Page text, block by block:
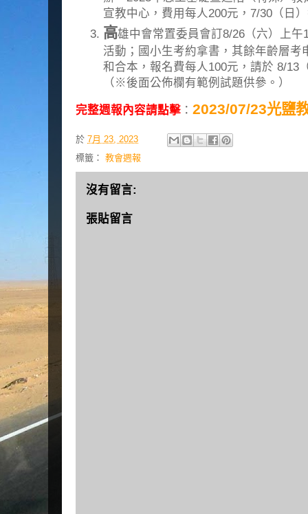
宣教中心，費用每人200元，7/30（日
高雄中會常置委員會訂8/26（六）上
活動；國小生考約拿書，其餘年齡層
和合本，報名費每人100元，請於 8/13
（※後面公佈欄有範例試題供參。）
完整週報內容請點擊 ： 2023/07/23光鹽
於 7月 23, 2023
標籤： 教會週報
沒有留言:
張貼留言